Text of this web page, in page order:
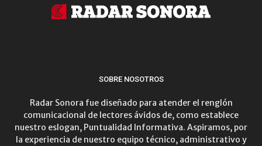
SOBRE NOSOTROS
Radar Sonora fue diseñado para atender el renglón
comunicacional de lectores ávidos de, como establece
nuestro eslogan, Puntualidad Informativa. Aspiramos, por
la experiencia de nuestro equipo técnico, administrativo y